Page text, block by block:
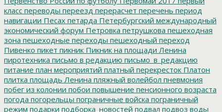
класс переводы переезд перерасчет перечень период
навигации Песах петарда Петербургский международный
экономический форум Петровка петрушкова пешеходная
зона пешеходные переходы пешеходный переход
Пивенко пикет пикник Пикник на площади Ленина
пиротехника письмо в редакцию письмо_в_редакцию
питание план мероприятий платный перекресток Платон
плитка площадь Ленина пляжный волейбол пневмония
побег из колонии побои повышение пенсионного возраста
погода погорельцы пограничные войска пограничный
режим подарки подборка_новостей подвал подвоз воды